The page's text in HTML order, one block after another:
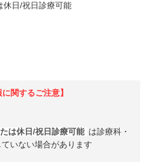
休日/祝日診療可能
に関するご注意】
は休日/祝日診療可能 は診療科・
いない場合があります